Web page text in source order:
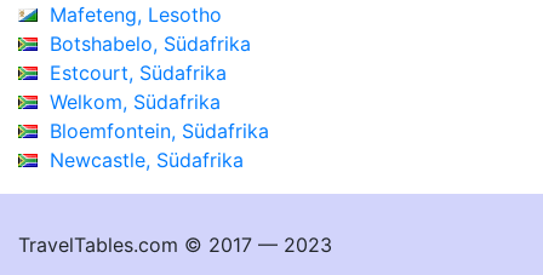
Mafeteng, Lesotho
Botshabelo, Südafrika
Estcourt, Südafrika
Welkom, Südafrika
Bloemfontein, Südafrika
Newcastle, Südafrika
TravelTables.com © 2017 — 2023